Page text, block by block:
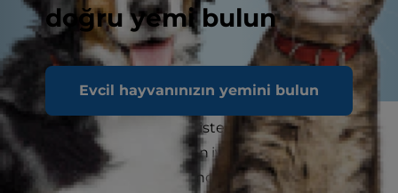
doğru yemi bulun
Evcil hayvanınızın yemini bulun
İster yavru kedi maması ister yaşlı kedi maması
arıyor olun, kediniz için en iyi mamayı seçerken
kedinizin yaşını göz önünde bulundurmanız